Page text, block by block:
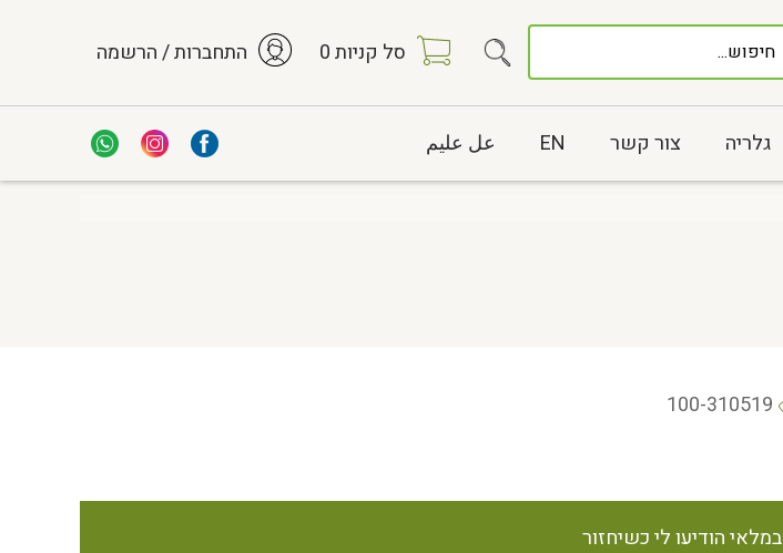
סל קניות0 התחברות / הרשמה
גלריה צור קשר EN عل عليم
100-310519
הודיעו לי כשיחזור